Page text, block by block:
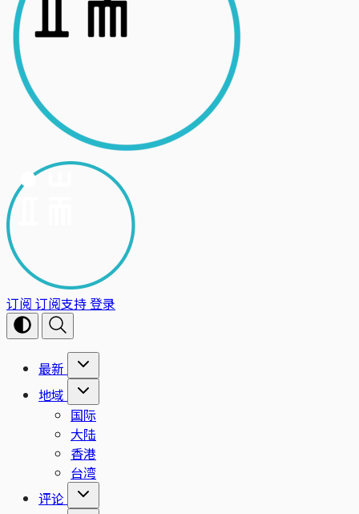
订阅 订阅支持登录
最新
地域
国际
大陆
香港
台湾
评论